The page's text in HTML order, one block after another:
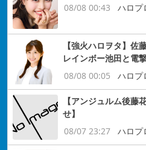
08/08 00:43
ハロプ
【強火ハロヲタ】佐
レインボー池田と電
08/08 00:05
ハロプ
【アンジュルム後藤
せ】
08/07 23:27
ハロプ